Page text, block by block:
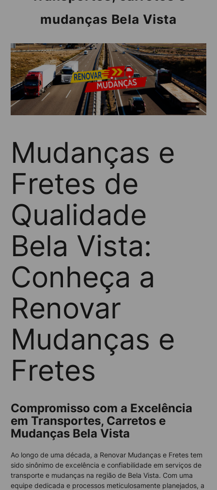
mudanças Bela Vista
Mudanças e
Fretes de
Qualidade
Bela Vista:
Conheça a
Renovar
Mudanças e
Fretes
Compromisso com a Excelência
em Transportes, Carretos e
Mudanças Bela Vista
Ao longo de uma década, a Renovar Mudanças e Fretes tem
sido sinônimo de excelência e confiabilidade em serviços de
transporte e mudanças na região de Bela Vista. Com uma
equipe dedicada e processos meticulosamente planejados, a